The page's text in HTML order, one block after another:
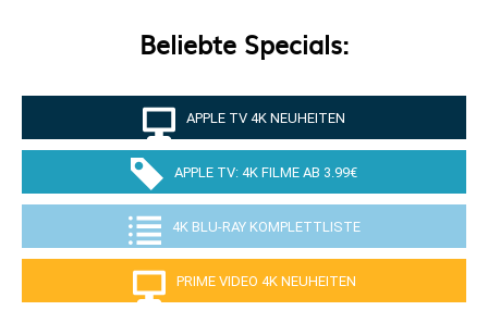
Beliebte Specials:
APPLE TV 4K NEUHEITEN
APPLE TV: 4K FILME AB 3.99€
4K BLU-RAY KOMPLETTLISTE
PRIME VIDEO 4K NEUHEITEN